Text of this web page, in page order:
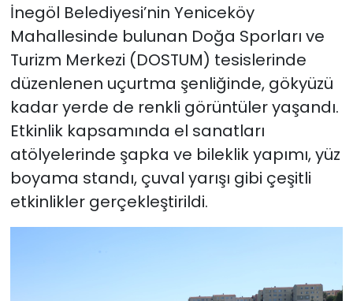
İnegöl Belediyesi’nin Yeniceköy
Mahallesinde bulunan Doğa Sporları ve
Turizm Merkezi (DOSTUM) tesislerinde
düzenlenen uçurtma şenliğinde, gökyüzü
kadar yerde de renkli görüntüler yaşandı.
Etkinlik kapsamında el sanatları
atölyelerinde şapka ve bileklik yapımı, yüz
boyama standı, çuval yarışı gibi çeşitli
etkinlikler gerçekleştirildi.